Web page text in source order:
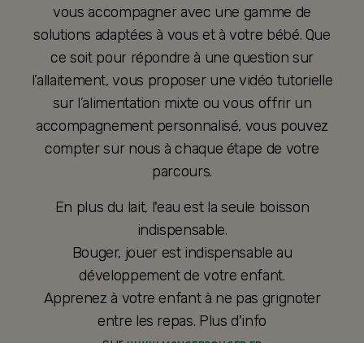
vous accompagner avec une gamme de
solutions adaptées à vous et à votre bébé. Que
ce soit pour répondre à une question sur
l’allaitement, vous proposer une vidéo tutorielle
sur l’alimentation mixte ou vous offrir un
accompagnement personnalisé, vous pouvez
compter sur nous à chaque étape de votre
parcours.
En plus du lait, l'eau est la seule boisson
indispensable.
Bouger, jouer est indispensable au
développement de votre enfant.
Apprenez à votre enfant à ne pas grignoter
entre les repas. Plus d'info